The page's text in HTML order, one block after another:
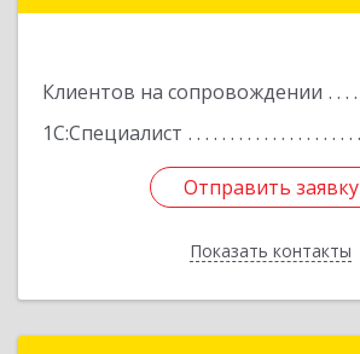
Клиентов на сопровождении
1С:Специалист
Отправить заявку
Показать контакты
Отправить заявку
Назад